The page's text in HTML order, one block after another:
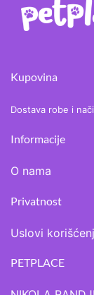
Kupovina
Dostava robe i
Informacije
O nama
Privatnost
Uslovi
PETPLACE